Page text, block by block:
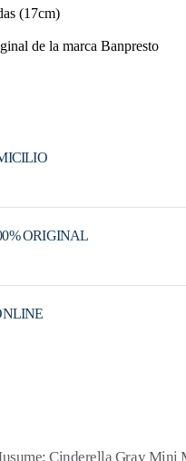
(17cm)
de la marca Banpresto
ORIGINAL
Cinderella Gray Mini